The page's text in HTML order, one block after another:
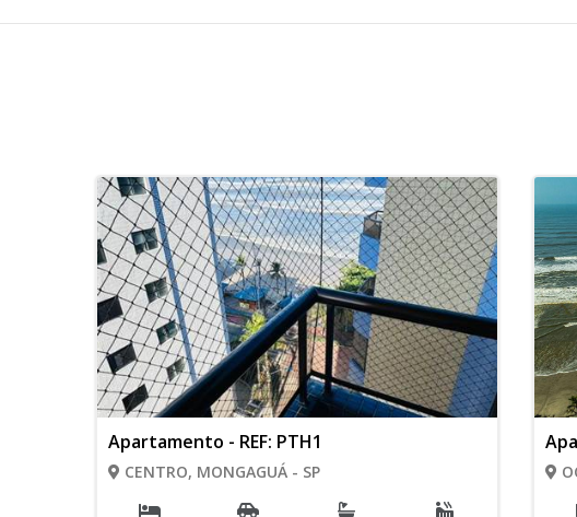
Apartamento - REF: PTH1
CENTRO, MONGAGUÁ - SP